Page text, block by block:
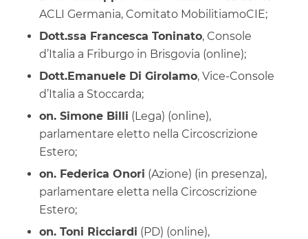
ACLI Germania, Comitato MobilitiamoCIE;
Dott.ssa Francesca Toninato, Console
d’Italia a Friburgo in Brisgovia (online);
Dott.Emanuele Di Girolamo, Vice-Console
d’Italia a Stoccarda;
on. Simone Billi (Lega) (online),
parlamentare eletto nella Circoscrizione
Estero;
on. Federica Onori (Azione) (in presenza),
parlamentare eletta nella Circoscrizione
Estero;
on. Toni Ricciardi (PD) (online),